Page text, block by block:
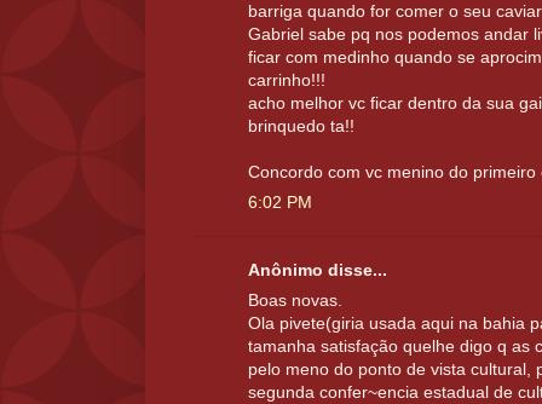
barriga quando for comer o seu
Gabriel sabe pq nos podemos andar
ficar com medinho quando se
carrinho!!!
acho melhor vc ficar dentro da sua
brinquedo ta!!
Concordo com vc menino do primeiro
6:02 PM
Anônimo disse...
Boas novas.
Ola pivete(giria usada aqui na bahia
tamanha satisfação quelhe digo q as
pelo meno do ponto de vista cultural,
segunda confer~encia estadual de